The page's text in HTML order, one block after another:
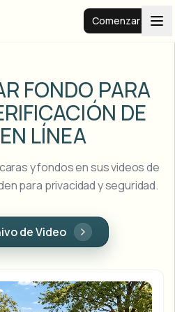
Comenzar
de ejemplos
FONDO PARA
DE
LÍNEA
y fondos en sus videos de
para privacidad y seguridad.
de Video